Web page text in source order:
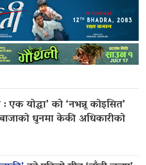
: एक योद्धा’ को ‘नभन्नू कोइसित’
धुनमा केकी अधिकारीको